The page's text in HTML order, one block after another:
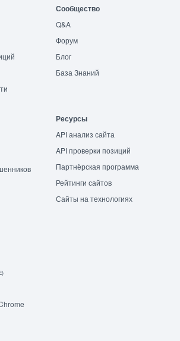
Сообщество
Q&A
Форум
Блог
База Знаний
Ресурсы
API анализ сайта
API проверки позиций
Партнёрская программа
Рейтинги сайтов
Сайты на технологиях